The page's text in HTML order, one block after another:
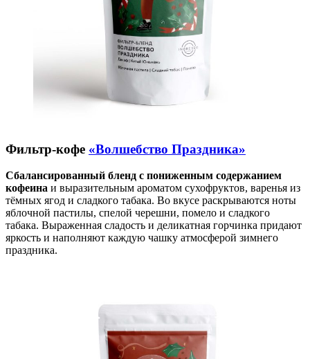
Фильтр-кофе «Волшебство Праздника»
Сбалансированный бленд с пониженным содержанием
кофеина и выразительным ароматом сухофруктов, варенья из
тёмных ягод и сладкого табака. Во вкусе раскрываются ноты
яблочной пастилы, спелой черешни, помело и сладкого
табака. Выраженная сладость и деликатная горчинка придают
яркость и наполняют каждую чашку атмосферой зимнего
праздника.